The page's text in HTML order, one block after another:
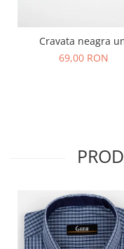
Cravata neagra
69,00 RON